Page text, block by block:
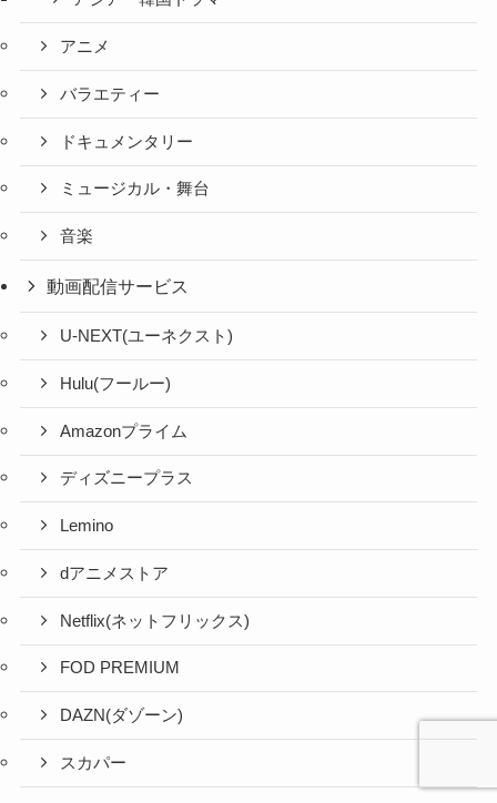
アニメ
バラエティー
ドキュメンタリー
ミュージカル・舞台
音楽
動画配信サービス
U-NEXT(ユーネクスト)
Hulu(フールー)
Amazonプライム
ディズニープラス
Lemino
dアニメストア
Netflix(ネットフリックス)
FOD PREMIUM
DAZN(ダゾーン)
スカパー